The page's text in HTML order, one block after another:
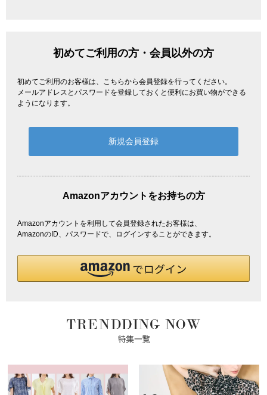
初めてご利用の方・会員以外の方
初めてご利用のお客様は、こちらから会員登録を行ってください。
メールアドレスとパスワードを登録しておくと便利にお買い物ができる
ようになります。
Amazonアカウントをお持ちの方
Amazonアカウントを利用して会員登録されたお客様は、
AmazonのID、パスワードで、ログインすることができます。